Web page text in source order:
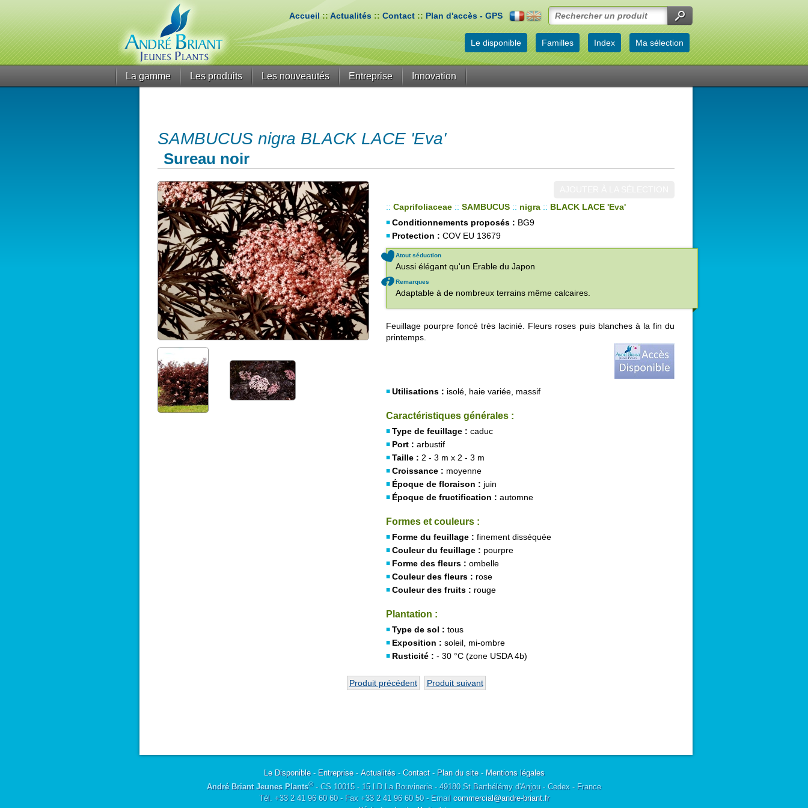
Accueil::Actualités :: Contact :: Plan d'accès - GPS
Le disponible Familles Index Ma sélection
La gamme Les produits Les nouveautés Entreprise Innovation
SAMBUCUS nigra BLACK LACE 'Eva'
Sureau noir
:: Caprifoliaceae :: SAMBUCUS :: nigra :: BLACK LACE 'Eva'
Conditionnements proposés : BG9
Protection : COV EU 13679
Atout séduction
Aussi élégant qu'un Erable du Japon
Remarques
Adaptable à de nombreux terrains même calcaires.
Feuillage pourpre foncé très lacinié. Fleurs roses puis blanches à la fin du
printemps.
Utilisations : isolé, haie variée, massif
Caractéristiques générales :
Type de feuillage : caduc
Port : arbustif
Taille : 2 - 3 m x 2 - 3 m
Croissance : moyenne
Époque de floraison : juin
Époque de fructification : automne
Formes et couleurs :
Forme du feuillage : finement disséquée
Couleur du feuillage : pourpre
Forme des fleurs : ombelle
Couleur des fleurs : rose
Couleur des fruits : rouge
Plantation :
Type de sol : tous
Exposition : soleil, mi-ombre
Rusticité : - 30 °C (zone USDA 4b)
Produit précédent Produit suivant
Le Disponible- Entreprise- Actualités- Contact- Plan du site- Mentions légales
André Briant Jeunes Plants®- CS 10015 - 15 LD La Bouvinerie - 49180 St Barthélémy d'Anjou - Cedex - France
Tél. +33 2 41 96 60 60 - Fax +33 2 41 96 60 50 - Email commercial@andre-briant.fr